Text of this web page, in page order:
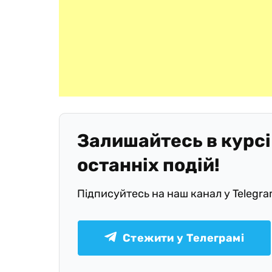
Залишайтесь в курсі
останніх подій!
Підписуйтесь на наш канал у
Стежити у Телеграмі